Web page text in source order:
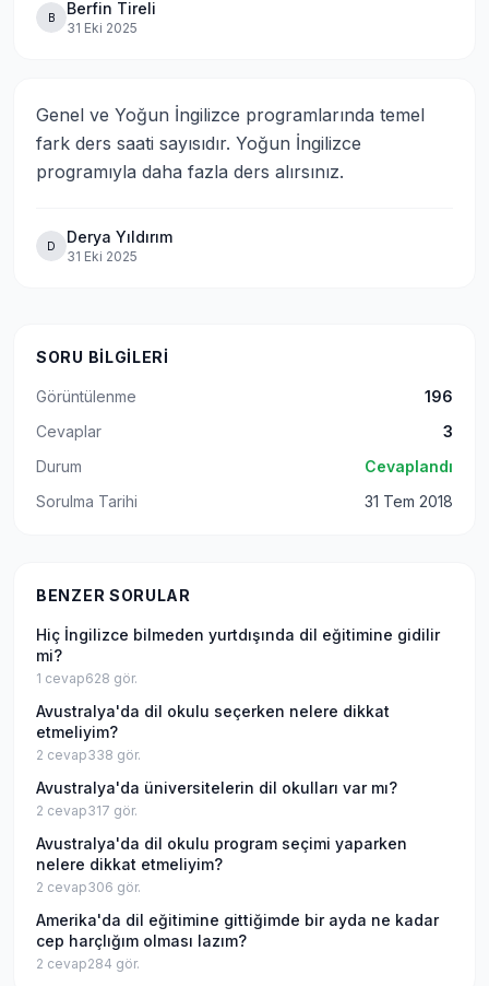
B Berfin Tireli
31 Eki 2025
Genel ve Yoğun İngilizce programlarında temel
fark ders saati sayısıdır. Yoğun İngilizce
programıyla daha fazla ders alırsınız.
D Derya Yıldırım
31 Eki 2025
SORU BILGILERI
Görüntülenme
196
Cevaplar
3
Durum
Cevaplandı
Sorulma Tarihi
31 Tem 2018
BENZER SORULAR
Hiç İngilizce bilmeden yurtdışında dil eğitimine gidilir
mi?
1 cevap628 gör.
Avustralya'da dil okulu seçerken nelere dikkat
etmeliyim?
2 cevap338 gör.
Avustralya'da üniversitelerin dil okulları var mı?
2 cevap317 gör.
Avustralya'da dil okulu program seçimi yaparken
nelere dikkat etmeliyim?
2 cevap306 gör.
Amerika'da dil eğitimine gittiğimde bir ayda ne kadar
cep harçlığım olması lazım?
2 cevap284 gör.